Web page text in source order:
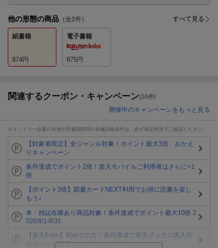
他の形態の商品 （全2件） すべて見る
紙書籍
874円
電子書籍
875円
関連するクーポン・キャンペーン(10件)
開催中のキャンペーンをもっと見る
※エントリー必要の有無や実施期間等の各種詳細条件は、必ず各説明頁でご確認ください。
【対象者限定】全ジャンル対象！ポイント最大3倍 おかえ
りキャンペーン
条件達成でポイント2倍！楽天モバイルご利用者はさらに+1
倍
【ポイント3倍】図書カードNEXT利用でお得に読書を楽し
もう♪
本・雑誌在庫あり商品対象！条件達成でポイント最大10倍 2
026/8/1-8/31
【楽天Kobo】初めての方！条件達成で楽天ブックス購入分
がポイント20倍